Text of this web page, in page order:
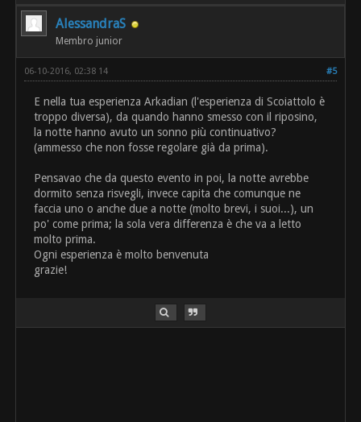
AlessandraS
Membro junior
#5
06-10-2016, 02:38 14
E nella tua esperienza Arkadian (l'esperienza di Scoiattolo è
troppo diversa), da quando hanno smesso con il riposino,
la notte hanno avuto un sonno più continuativo?
(ammesso che non fosse regolare già da prima).
Pensavao che da questo evento in poi, la notte avrebbe
dormito senza risvegli, invece capita che comunque ne
faccia uno o anche due a notte (molto brevi, i suoi...), un
po' come prima; la sola vera differenza è che va a letto
molto prima.
Ogni esperienza è molto benvenuta
grazie!